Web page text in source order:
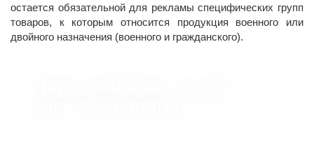
остается обязательной для рекламы специфических групп
товаров, к которым относится продукция военного или
двойного назначения (военного и гражданского).